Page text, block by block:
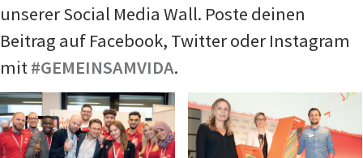
unserer Social Media Wall. Poste deinen
Beitrag auf Facebook, Twitter oder Instagram
mit#GEMEINSAMVIDA.